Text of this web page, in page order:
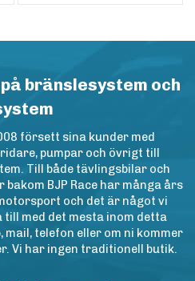
bränslesystem och
försett sina kunder med
pumpar och övrigt till
Till både tävlingsbilar och
BJP Race har många års
och det är något vi
till med det mesta inom detta
mail, telefon eller om ni kommer
Vi har ingen traditionell butik.